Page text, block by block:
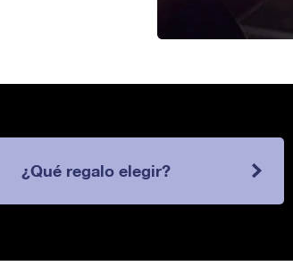
¿Qué regalo elegir?